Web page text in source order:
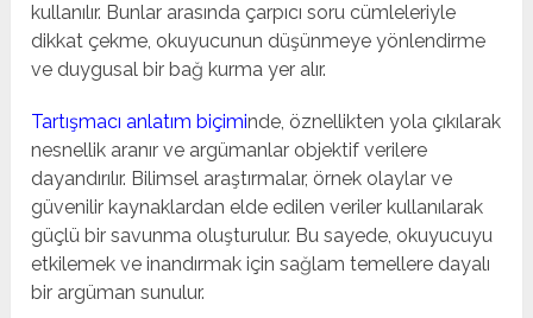
kullanılır. Bunlar arasında çarpıcı soru cümleleriyle
dikkat çekme, okuyucunun düşünmeye yönlendirme
ve duygusal bir bağ kurma yer alır.
Tartışmacı anlatım biçiminde, öznellikten yola çıkılarak
nesnellik aranır ve argümanlar objektif verilere
dayandırılır. Bilimsel araştırmalar, örnek olaylar ve
güvenilir kaynaklardan elde edilen veriler kullanılarak
güçlü bir savunma oluşturulur. Bu sayede, okuyucuyu
etkilemek ve inandırmak için sağlam temellere dayalı
bir argüman sunulur.